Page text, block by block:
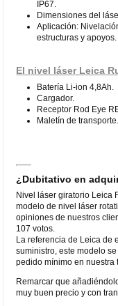
IP67.
Dimensiones del
Aplicación:
estructuras y
El nivel láser Leica
Batería Li-ion 4,8Ah.
Cargador.
Receptor Rod Eye
Maletín de transporte.
¿Dubitativo en
Nivel láser giratorio Leica
modelo de nivel láser
opiniones de nuestros
107 votos.
La referencia de Leica de
suministro, este modelo
pedido mínimo en nuestra
Remarcar que
muy buen precio y con